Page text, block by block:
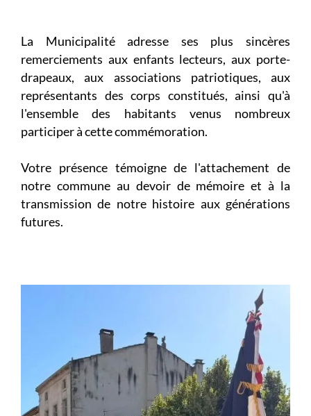
La Municipalité adresse ses plus sincères
remerciements aux enfants lecteurs, aux porte-
drapeaux, aux associations patriotiques, aux
représentants des corps constitués, ainsi qu'à
l'ensemble des habitants venus nombreux
participer à cette commémoration.
Votre présence témoigne de l'attachement de
notre commune au devoir de mémoire et à la
transmission de notre histoire aux générations
futures.